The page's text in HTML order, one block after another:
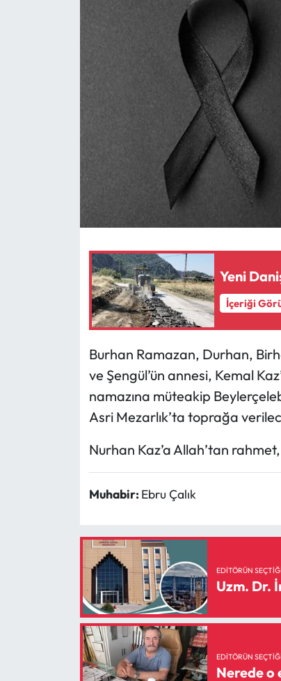
İçeriği
Burhan Ramazan, Durhan,
ve Şengül’ün annesi, Kemal
namazına müteakip
Asri Mezarlık’ta toprağa
Nurhan Kaz’a Allah’tan
Muhabir: Ebru Çalık
EDITÖRÜN SEÇTIĞI
Uzm. Dr.
EDITÖRÜN SEÇTIĞI
Nerede o
İskilip Haberleri
Laçin Haberleri
Oğuzlar Haberleri
Ortaköy Haberleri
Osmancık Haberleri
Otomotiv
Resmi Reklam